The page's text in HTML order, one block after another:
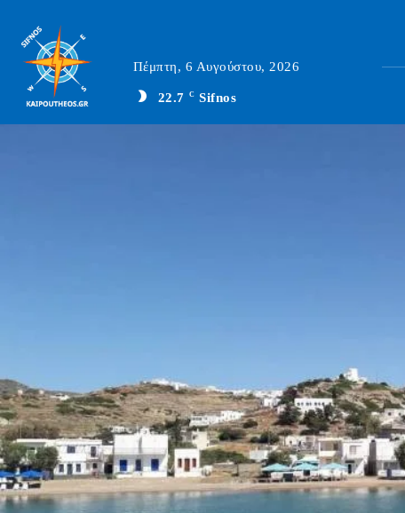
Πέμπτη, 6 Αυγούστου, 2026
22.7 C Sifnos